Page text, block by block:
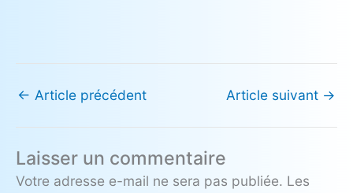
← Article précédent Article suivant →
Laisser un commentaire
Votre adresse e-mail ne sera pas publiée. Les